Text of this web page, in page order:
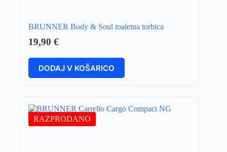
BRUNNER Body & Soul toaletna torbica
19,90 €
DODAJ V KOŠARICO
RAZPRODANO